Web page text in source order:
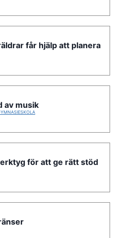
får hjälp att planera
av musik
för att ge rätt stöd